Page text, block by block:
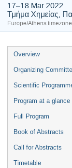
17–18 Mar 2022
Τμήμα Χημείας,
Europe/Athens timezone
Event
menu
Overview
Organizing
Scientific
Program at a glance
Full Program
Book of Abstracts
Call for Abstracts
Timetable